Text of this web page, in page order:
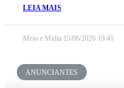
LEIA MAIS
Meio e Midia 15/06/2026 19:41
ANUNCIANTES